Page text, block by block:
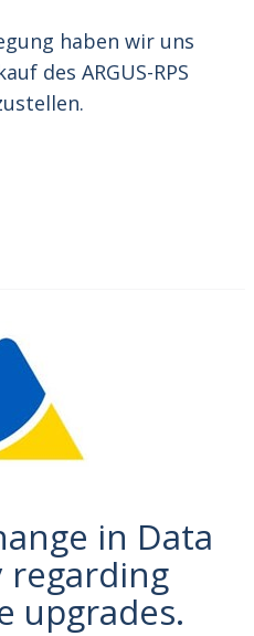
haben wir uns
des ARGUS-RPS
in Data
regarding
upgrades.